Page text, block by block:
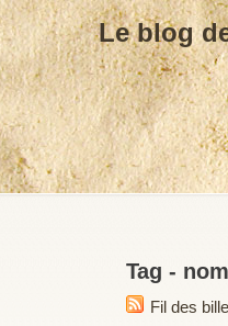
Le blog
Tag -
Fil des